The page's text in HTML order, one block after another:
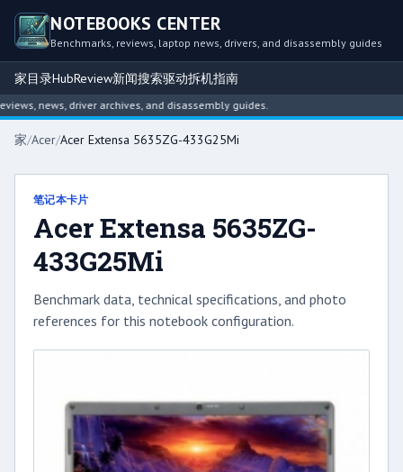
NOTEBOOKS CENTER
Benchmarks, reviews, laptop news, drivers, and disassembly guides
家目录HubReview新闻搜索驱动拆机指南
news, driver archives, and disassembly guides.
家/Acer/Acer Extensa 5635ZG-433G25Mi
笔记本卡片
Acer Extensa 5635ZG-
433G25Mi
Benchmark data, technical specifications, and photo
references for this notebook configuration.